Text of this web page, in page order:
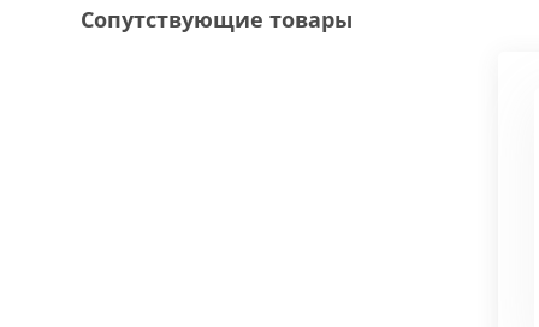
соединения 70 градусов.
- длинной более
конструкцию осуществляется через
- через
- применяются
имеющим уклон для слива воды в
Сопутствующие товары